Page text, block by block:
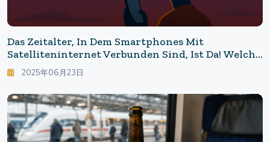
Das Zeitalter, In Dem Smartphones Mit
Satelliteninternet Verbunden Sind, Ist Da! Welche
Zukunft Bringt Der Dienst, Den Starlink Im
Sommer 2025 Starten Wird?
2025年06月23日